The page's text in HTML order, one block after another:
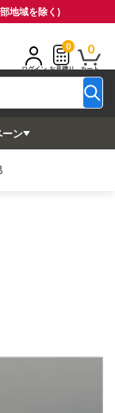
地域を除く)
ログイン
0
お見積り
0
カート
ーン